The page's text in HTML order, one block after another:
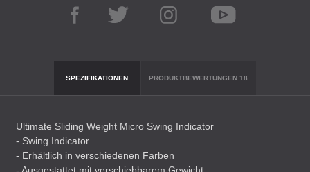
SPEZIFIKATIONEN PRODUKTBEWERTUNGEN18
Ultimate Sliding Weight Micro Swing Indicator
- Swing Indicator
- Erhältlich in verschiedenen Farben